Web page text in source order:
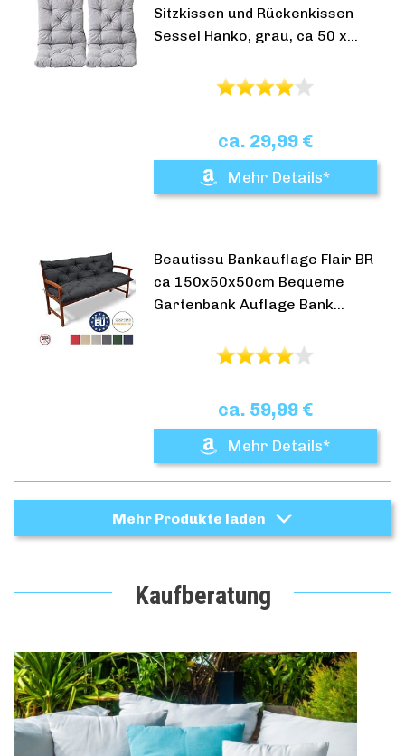
Sitzkissen und Rückenkissen
Sessel Hanko, grau, ca 50 x…
ca. 29,99 €
Mehr Details*
Beautissu Bankauflage Flair BR
ca 150x50x50cm Bequeme
Gartenbank Auflage Bank…
ca. 59,99 €
Mehr Details*
Mehr Produkte laden
Kaufberatung